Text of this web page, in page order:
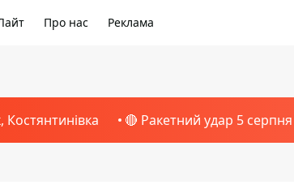
Про нас Реклама
🔴 Ракетний удар 5 серпня